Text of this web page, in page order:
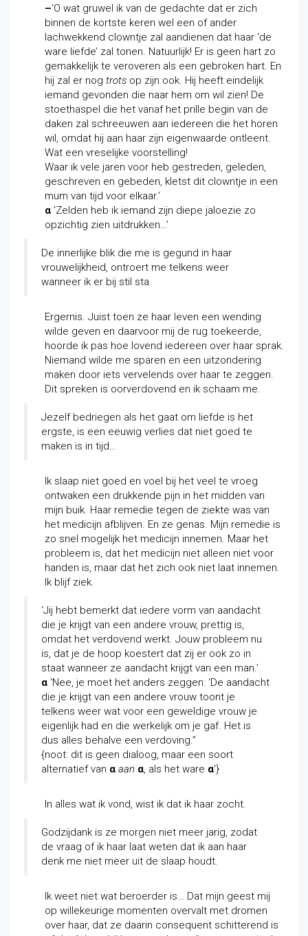
–‘O wat gruwel ik van de gedachte dat er zich
binnen de kortste keren wel een of ander
lachwekkend clowntje zal aandienen dat haar ‘de
ware liefde’ zal tonen. Natuurlijk! Er is geen hart zo
gemakkelijk te veroveren als een gebroken hart. En
hij zal er nog trots op zijn ook. Hij heeft eindelijk
iemand gevonden die naar hem om wil zien! De
stoethaspel die het vanaf het prille begin van de
daken zal schreeuwen aan iedereen die het horen
wil, omdat hij aan haar zijn eigenwaarde ontleent.
Wat een vreselijke voorstelling!
Waar ik vele jaren voor heb gestreden, geleden,
geschreven en gebeden, kletst dit clowntje in een
mum van tijd voor elkaar.’
α ‘Zelden heb ik iemand zijn diepe jaloezie zo
opzichtig zien uitdrukken…’
De innerlijke blik die me is gegund in haar
vrouwelijkheid, ontroert me telkens weer
wanneer ik er bij stil sta.
Ergernis. Juist toen ze haar leven een wending
wilde geven en daarvoor mij de rug toekeerde,
hoorde ik pas hoe lovend iedereen over haar sprak.
Niemand wilde me sparen en een uitzondering
maken door iets vervelends over haar te zeggen.
Dit spreken is oorverdovend en ik schaam me.
Jezelf bedriegen als het gaat om liefde is het
ergste, is een eeuwig verlies dat niet goed te
maken is in tijd…
Ik slaap niet goed en voel bij het veel te vroeg
ontwaken een drukkende pijn in het midden van
mijn buik. Haar remedie tegen de ziekte was van
het medicijn afblijven. En ze genas. Mijn remedie is
zo snel mogelijk het medicijn innemen. Maar het
probleem is, dat het medicijn niet alleen niet voor
handen is, maar dat het zich ook niet laat innemen.
Ik blijf ziek.
‘Jij hebt bemerkt dat iedere vorm van aandacht
die je krijgt van een andere vrouw, prettig is,
omdat het verdovend werkt. Jouw probleem nu
is, dat je de hoop koestert dat zij er ook zo in
staat wanneer ze aandacht krijgt van een man.’
α ‘Nee, je moet het anders zeggen: ‘De aandacht
die je krijgt van een andere vrouw toont je
telkens weer wat voor een geweldige vrouw je
eigenlijk had en die werkelijk om je gaf. Het is
dus alles behalve een verdoving.”
{noot: dit is geen dialoog, maar een soort
alternatief van α aan α, als het ware α‘}
In alles wat ik vond, wist ik dat ik haar zocht.
Godzijdank is ze morgen niet meer jarig, zodat
de vraag of ik haar laat weten dat ik aan haar
denk me niet meer uit de slaap houdt.
Ik weet niet wat beroerder is… Dat mijn geest mij
op willekeurige momenten overvalt met dromen
over haar, dat ze daarin consequent schitterend is